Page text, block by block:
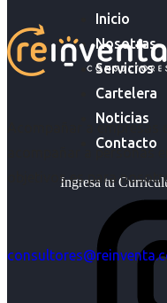
Inicio
Nosotras
Servicios
Cartelera
Noticias
Contacto
Ingresa tu
Acompañar a empresas
acompañar a personas
objetivos es para